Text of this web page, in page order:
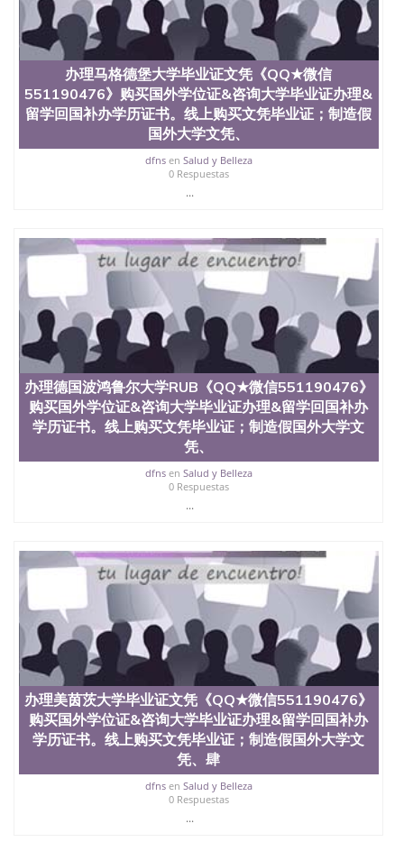
材料； 3、留服注册申请账号，付定金； 4、预约递
交时间，公司人员陪同客户本人一起去留服递交材
料； 5、等待结果，完成结果书留服直接邮寄给客户
6、客户确认收到结果，付余款。 我们对海外大学及
学院的毕业证成绩单所使用的材料，尺寸大小，防伪
结构（包括：水印，阴影底纹，钢印LOGO烫金烫
银，LOGO烫金烫银复合重叠。 文字图案浮雕，激光
镭射，紫外荧光，温感，复印防伪）都有原版本文凭
对照。质量得到了广大海外客户群体的认可，同时和
海外学校留学中介， 同时能做到与时俱进，及时掌握
各大院校的（毕业证，成绩单，资格证，学生卡，结
业证，录取通知书，在读证明等相关材料）的版本更
原版实物，以求达到客户的需求。 我们的优势： 我
们在保证合理定价的同时，坚持较高性价比，通过品
质和效率不断优化，为您倾情诠释什么是高性价比。
咨询顾问：Sam q/微信:551190476 Q/微
信:551190476办理毕业证成绩单、教育部认证,录取通
知书，雅思，留学回国证明.
公司专业制作、办理、仿制、成绩单文凭、改成绩、
教育部学历学位认证、毕业证、成绩单、文凭、学历
文凭、假文凭假毕业证假学历书制作、假制作、办
理、仿制学位证书、毕业证文凭、文凭毕业证、毕业
证认证、留服认证、使馆认证、使馆证明、使馆留学
回国人员证明、留学生认证、学历认证、文凭认证学
位认证、留学生学历认证、留学生学位认证、英国文
凭学历、美国文凭学历、澳洲文凭学历、加拿大文凭
University）圣何塞州立大学毕业证（San Jose State
University）圣何塞州立大学成绩单（San Jose State
University）圣何塞州立大学成绩单（ San Jose State
University）圣何塞州立大学成绩单（San Jose State
University）成绩单圣何塞州立大学文凭（San Jose
State University）圣何塞州立大学（San Jose State
University）圣何塞州立大学（San Jose State
University）圣何塞州立大学（ San Jose State
University）圣何塞州立大学（San Jose State
University）圣何塞州立大学文凭（San Jose State
University）圣何塞州立大学文凭（San Jose State
University）文凭圣何塞州立大学文凭（San Jose
State University）圣何塞州立大学学历（ San Jose
State University）圣何塞州立大学学历（San Jose
State University）圣何塞州立大学学历（San Jose
State University）圣 塞州立大学学历（San Jose
State University）圣何塞州立大学（San Jose State
办理马格德堡大学毕业证文凭《QQ★微信
551190476》购买国外学位证&咨询大学毕业证办理&
留学回国补办学历证书。线上购买文凭毕业证；制造假
国外大学文凭、
dfnsen Salud y Belleza
0 Respuestas
...
办理德国波鸿鲁尔大学RUB《QQ★微信551190476》
购买国外学位证&咨询大学毕业证办理&留学回国补办
学历证书。线上购买文凭毕业证；制造假国外大学文
凭、
dfnsen Salud y Belleza
0 Respuestas
...
办理美茵茨大学毕业证文凭《QQ★微信551190476》
购买国外学位证&咨询大学毕业证办理&留学回国补办
学历证书。线上购买文凭毕业证；制造假国外大学文
凭、肆
dfnsen Salud y Belleza
0 Respuestas
...